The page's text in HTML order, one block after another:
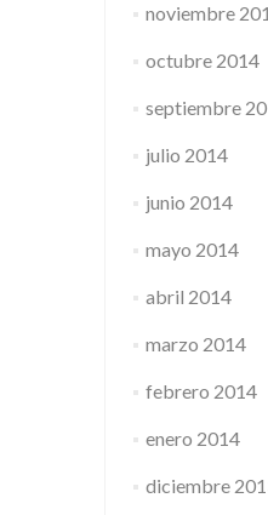
noviembre
octubre 2014
septiembre
julio 2014
junio 2014
mayo 2014
abril 2014
marzo 2014
febrero 2014
enero 2014
diciembre